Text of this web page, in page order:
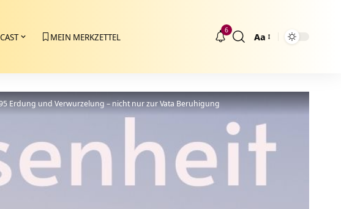
MEIN MERKZETTEL
6
Größenänderung
Aa
Erdung und Verwurzelung – nicht nur zur Vata Beruhigung